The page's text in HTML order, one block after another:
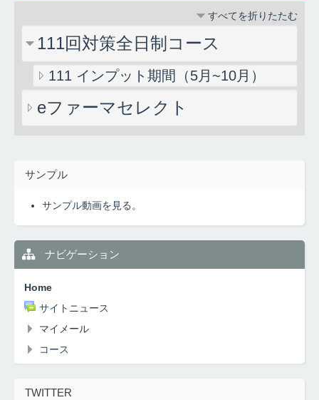
すべてを折りたたむ
111回対策全日制コース
111 インプット期間（5月~10月）
eファーマセレクト
サンプル
サンプル動画を見る。
ナビゲーション
Home
サイトニュース
マイメール
コース
TWITTER